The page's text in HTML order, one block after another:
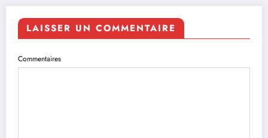
LAISSER UN COMMENTAIRE
Commentaires